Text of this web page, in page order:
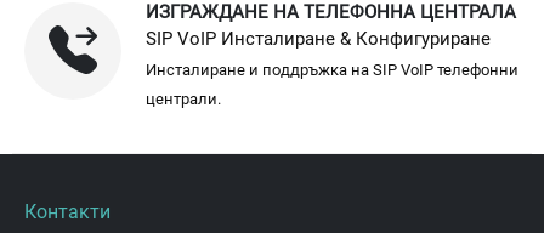
ИЗГРАЖДАНЕ НА ТЕЛЕФОННА ЦЕНТРАЛА
SIP VoIP Инсталиране & Конфигуриране
Инсталиране и поддръжка на SIP VoIP телефонни
централи.
Контакти